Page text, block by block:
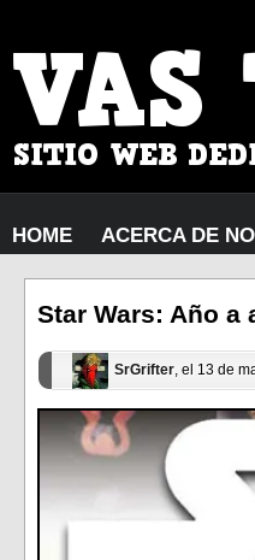
HOME ACERCA DE
Star Wars: Año a
SrGrifter, el 13 de